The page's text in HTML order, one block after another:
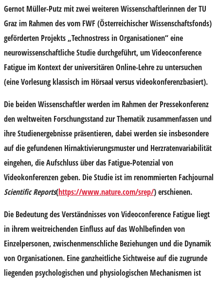
Gernot Müller-Putz mit zwei weiteren Wissenschaftlerinnen der TU
Graz im Rahmen des vom FWF (Österreichischer Wissenschaftsfonds)
geförderten Projekts „Technostress in Organisationen“ eine
neurowissenschaftliche Studie durchgeführt, um Videoconference
Fatigue im Kontext der universitären Online-Lehre zu untersuchen
(eine Vorlesung klassisch im Hörsaal versus videokonferenzbasiert).
Die beiden Wissenschaftler werden im Rahmen der Pressekonferenz
den weltweiten Forschungsstand zur Thematik zusammenfassen und
ihre Studienergebnisse präsentieren, dabei werden sie insbesondere
auf die gefundenen Hirnaktivierungsmuster und Herzratenvariabilität
eingehen, die Aufschluss über das Fatigue-Potenzial von
Videokonferenzen geben. Die Studie ist im renommierten Fachjournal
Scientific Reports(https://www.nature.com/srep/) erschienen.
Die Bedeutung des Verständnisses von Videoconference Fatigue liegt
in ihrem weitreichenden Einfluss auf das Wohlbefinden von
Einzelpersonen, zwischenmenschliche Beziehungen und die Dynamik
von Organisationen. Eine ganzheitliche Sichtweise auf die zugrunde
liegenden psychologischen und physiologischen Mechanismen ist